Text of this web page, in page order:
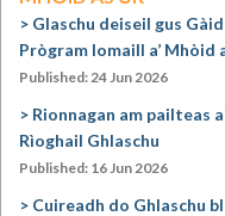
Glaschu deiseil gus
Prògram Iomaill a’ Mhòid
Published: 24 Jun 2026
Rionnagan am pailteas
Rìoghail Ghlaschu
Published: 16 Jun 2026
Cuireadh do Ghlaschu